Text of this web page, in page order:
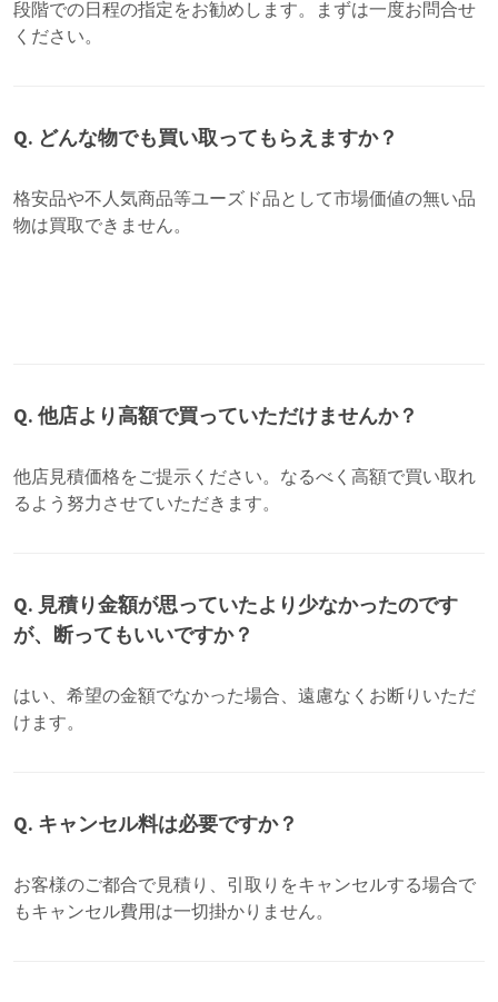
段階での日程の指定をお勧めします。まずは一度お問合せ
ください。
Q. どんな物でも買い取ってもらえますか？
格安品や不人気商品等ユーズド品として市場価値の無い品
物は買取できません。
Q. 他店より高額で買っていただけませんか？
他店見積価格をご提示ください。なるべく高額で買い取れ
るよう努力させていただきます。
Q. 見積り金額が思っていたより少なかったのです
が、断ってもいいですか？
はい、希望の金額でなかった場合、遠慮なくお断りいただ
けます。
Q. キャンセル料は必要ですか？
お客様のご都合で見積り、引取りをキャンセルする場合で
もキャンセル費用は一切掛かりません。